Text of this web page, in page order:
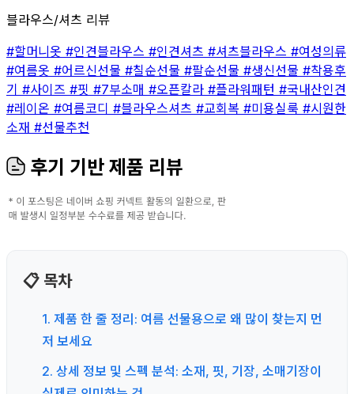
블라우스/셔츠 리뷰
#할머니옷 #인견블라우스 #인견셔츠 #셔츠블라우스 #여성의류
#여름옷 #어르신선물 #칠순선물 #팔순선물 #생신선물 #착용후
기 #사이즈 #핏 #7부소매 #오픈칼라 #플라워패턴 #국내산인견
#레이온 #여름코디 #블라우스셔츠 #교회복 #미용실룩 #시원한
소재 #선물추천
후기 기반 제품 리뷰
📋 목차
1. 제품 한 줄 정리: 여름 선물용으로 왜 많이 찾는지 먼
저 보세요
2. 상세 정보 및 스펙 분석: 소재, 핏, 기장, 소매기장이